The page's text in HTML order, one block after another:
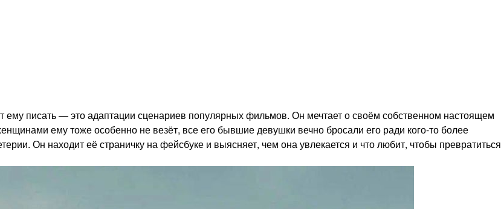
ему писать — это адаптации сценариев популярных фильмов. Он мечтает о своём собственном настоящем
ему тоже особенно не везёт, все его бывшие девушки вечно бросали его ради кого-то более
Он находит её страничку на фейсбуке и выясняет, чем она увлекается и что любит, чтобы превратиться